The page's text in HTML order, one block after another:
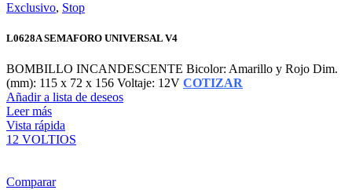
Exclusivo, Stop
L0628A SEMAFORO UNIVERSAL V4
BOMBILLO INCANDESCENTE Bicolor: Amarillo y Rojo Dim.
(mm): 115 x 72 x 156 Voltaje: 12V COTIZAR
Añadir a lista de deseos
Leer más
Vista rápida
12 VOLTIOS
Comparar